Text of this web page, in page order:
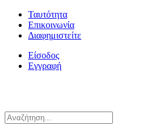
Ταυτότητα
Επικοινωνία
Διαφημιστείτε
Είσοδος
Εγγραφή